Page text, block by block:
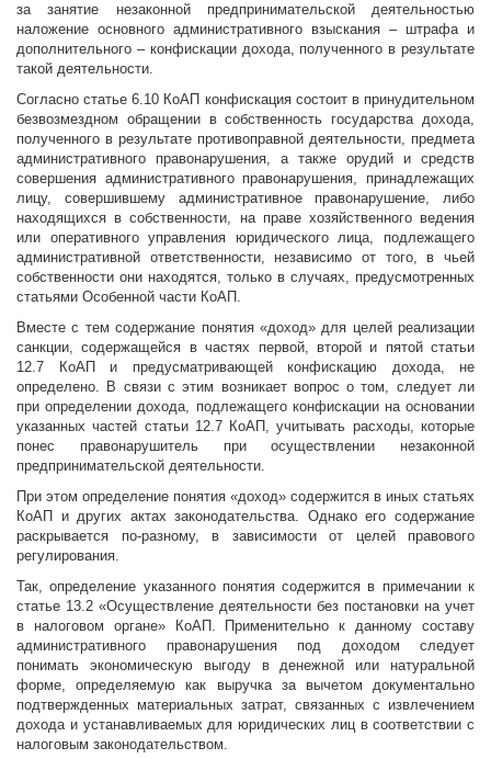
за занятие незаконной предпринимательской деятельностью
наложение основного административного взыскания – штрафа и
дополнительного – конфискации дохода, полученного в результате
такой деятельности.
Согласно статье 6.10 КоАП конфискация состоит в принудительном
безвозмездном обращении в собственность государства дохода,
полученного в результате противоправной деятельности, предмета
административного правонарушения, а также орудий и средств
совершения административного правонарушения, принадлежащих
лицу, совершившему административное правонарушение, либо
находящихся в собственности, на праве хозяйственного ведения
или оперативного управления юридического лица, подлежащего
административной ответственности, независимо от того, в чьей
собственности они находятся, только в случаях, предусмотренных
статьями Особенной части КоАП.
Вместе с тем содержание понятия «доход» для целей реализации
санкции, содержащейся в частях первой, второй и пятой статьи
12.7 КоАП и предусматривающей конфискацию дохода, не
определено. В связи с этим возникает вопрос о том, следует ли
при определении дохода, подлежащего конфискации на основании
указанных частей статьи 12.7 КоАП, учитывать расходы, которые
понес правонарушитель при осуществлении незаконной
предпринимательской деятельности.
При этом определение понятия «доход» содержится в иных статьях
КоАП и других актах законодательства. Однако его содержание
раскрывается по-разному, в зависимости от целей правового
регулирования.
Так, определение указанного понятия содержится в примечании к
статье 13.2 «Осуществление деятельности без постановки на учет
в налоговом органе» КоАП. Применительно к данному составу
административного правонарушения под доходом следует
понимать экономическую выгоду в денежной или натуральной
форме, определяемую как выручка за вычетом документально
подтвержденных материальных затрат, связанных с извлечением
дохода и устанавливаемых для юридических лиц в соответствии с
налоговым законодательством.